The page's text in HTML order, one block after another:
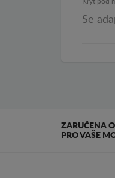
Se
ZARUČENA
PRO VAŠE